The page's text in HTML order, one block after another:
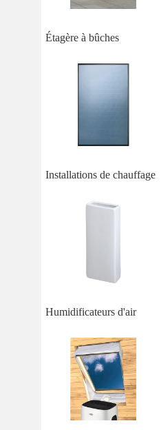
Étagère à bûches
Installations de chauffage
Humidificateurs d'air